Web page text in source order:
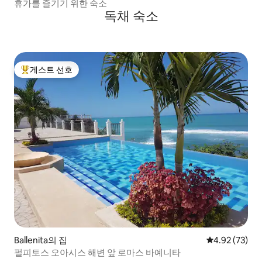
휴가를 즐기기 위한 숙소
독채 숙소
상위 게스트 선호
게스트 선호
Ballenita의 집 평점 4.92점(5
4.92 (73)
펄피토스 오아시스 해변 앞 로마스 바예니타